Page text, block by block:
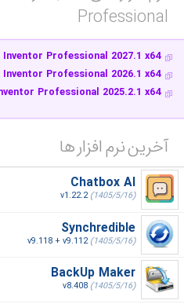
Professional‎
Professional 2027.1 x64
Professional 2026.1 x64
Professional 2025.2.1 x64
آخرین نرم افزار ها
Chatbox AI
v1.22.2(1405/5/16)
Synchredible
v9.118 + v9.112(1405/5/16)
BackUp Maker
v8.408 (1405/5/16)